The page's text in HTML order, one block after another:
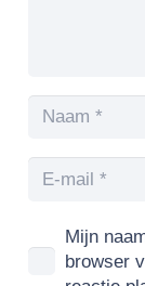
Mijn
browser